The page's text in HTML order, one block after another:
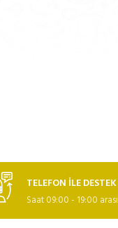
TELEFON İLE DESTEK
Saat 09:00 - 19:00 arası